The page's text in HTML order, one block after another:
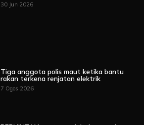
30 Jun 2026
Tiga anggota polis maut ketika bantu
rakan terkena renjatan elektrik
7 Ogos 2026